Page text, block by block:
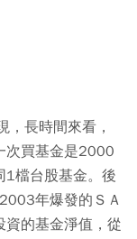
長時間來看，
次買基金是2000
1檔台股基金。後
年爆發的ＳＡ
資的基金淨值，從